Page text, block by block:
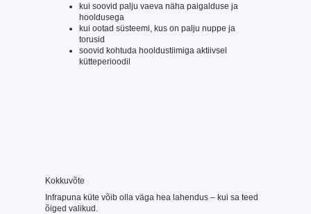
kui soovid palju vaeva näha paigalduse ja
hooldusega
kui ootad süsteemi, kus on palju nuppe ja
torusid
soovid kohtuda hooldustiimiga aktiivsel
kütteperioodil
Kokkuvõte
Infrapuna küte võib olla väga hea lahendus – kui sa teed
õiged valikud.